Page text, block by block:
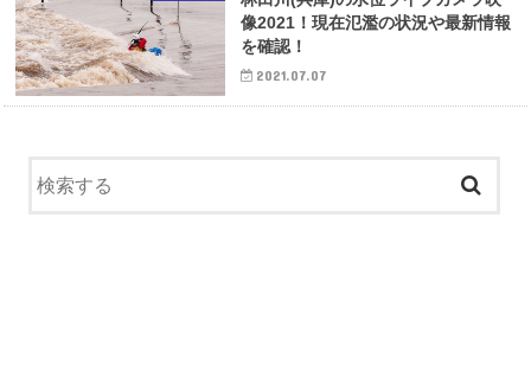
像2021！現在氾濫の状況や最新情報
を確認！
2021.07.07